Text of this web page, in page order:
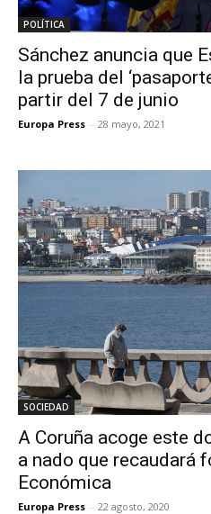
POLÍTICA
Sánchez anuncia que
la prueba del
partir del 7 de junio
Europa Press - 28 mayo, 2021
SOCIEDAD
A Coruña acoge este
a nado que recaudará
Económica
Europa Press - 22 agosto, 2020